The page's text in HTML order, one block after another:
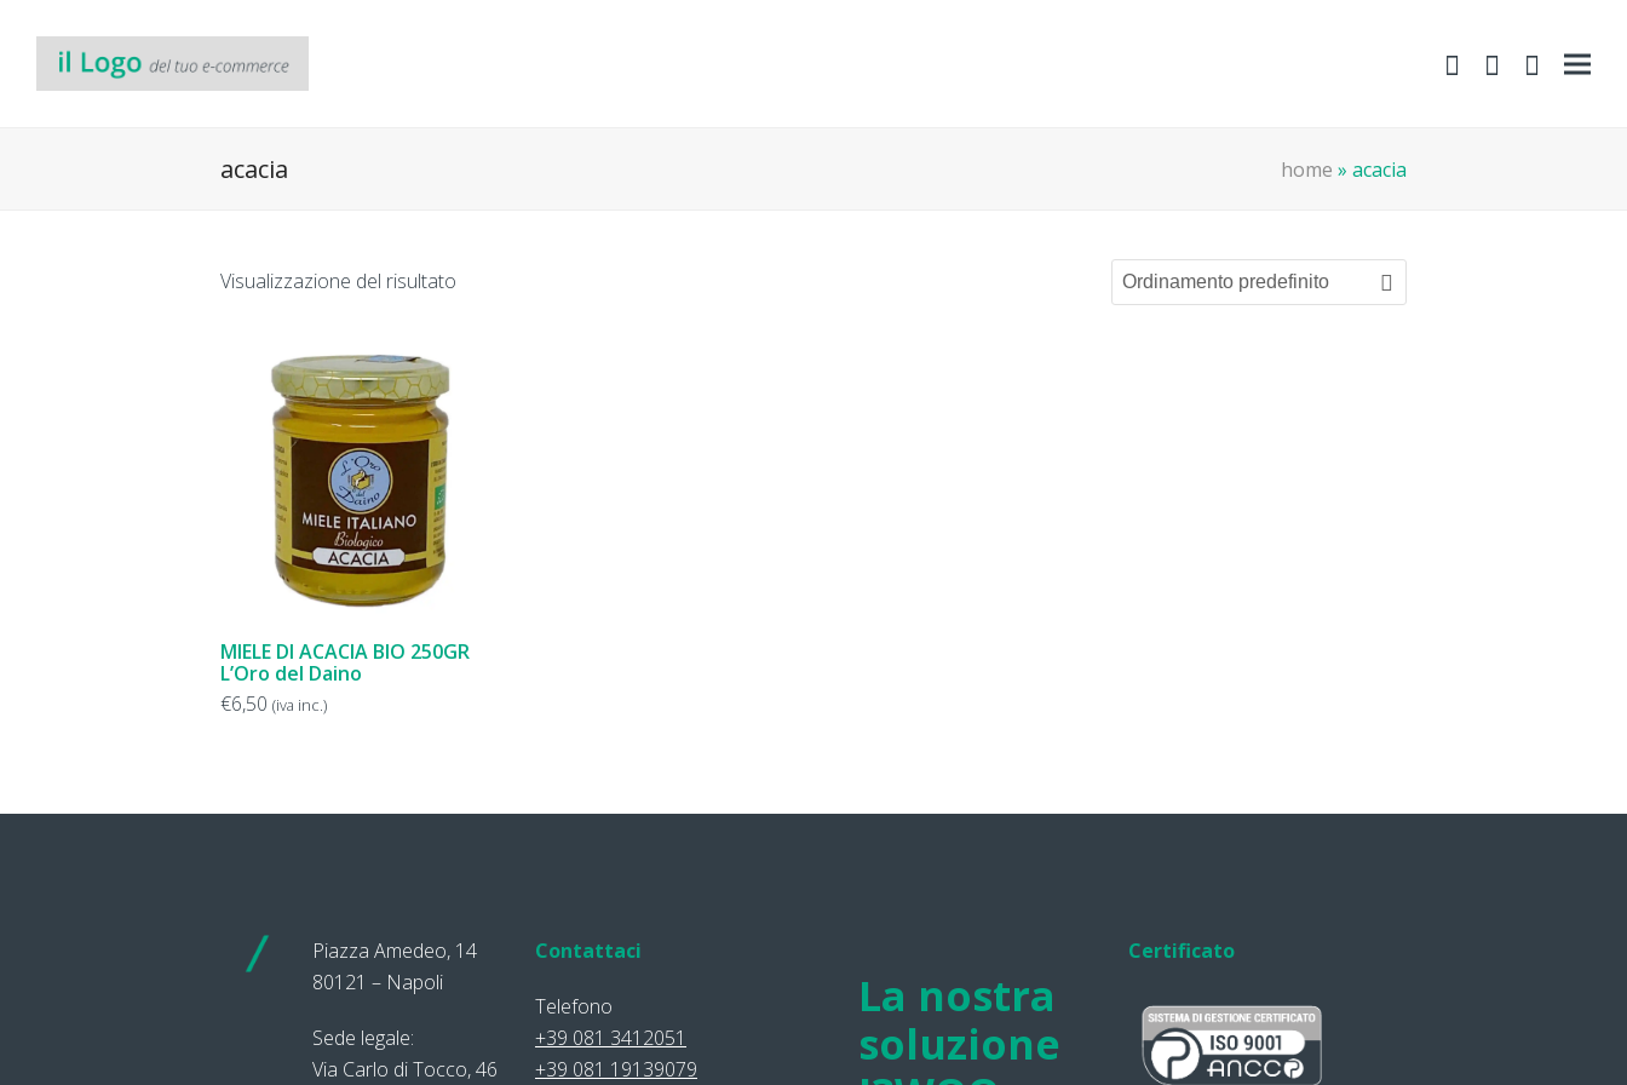
shopping-
Areasearch
acacia home » acacia
Visualizzazione del risultato
AGGIUNGI
MIELE DI ACACIA BIO 250GR
L’Oro del Daino
€6,50 (iva inc.)
Piazza Amedeo, 14
80121 – Napoli
Sede legale:
Via Carlo di Tocco, 46
Contattaci
Telefono
+39 081 3412051
+39 081 19139079
La nostra
soluzione
Certificato